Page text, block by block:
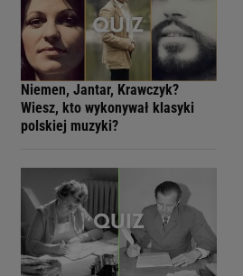
Niemen, Jantar, Krawczyk?
Wiesz, kto wykonywał klasyki
polskiej muzyki?